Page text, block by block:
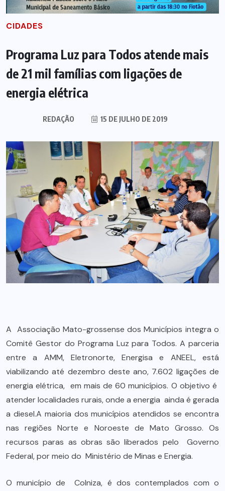
CIDADES
Programa Luz para Todos atende mais
de 21 mil famílias com ligações de
energia elétrica
REDAÇÃO 15 DE JULHO DE 2019
A Associação Mato-grossense dos Municípios integra o
Comitê Gestor do Programa Luz para Todos. A parceria
entre a AMM, Eletronorte, Energisa e ANEEL, está
viabilizando até dezembro deste ano, 7.602 ligações de
energia elétrica, em mais de 60 municípios. O objetivo é
atender localidades rurais, onde a energia ainda é gerada
a diesel.A maioria dos municípios atendidos se encontra
nas regiões Norte e Noroeste de Mato Grosso. Os
recursos paras as obras são liberados pelo Governo
Federal, por meio do Ministério de Minas e Energia.
O município de Colniza, é dos contemplados com o